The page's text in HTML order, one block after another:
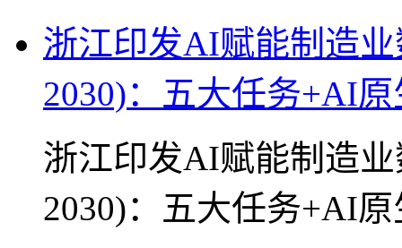
浙江印发AI赋能制造
2030)：五大任务+AI
浙江印发AI赋能制造
2030)：五大任务+AI